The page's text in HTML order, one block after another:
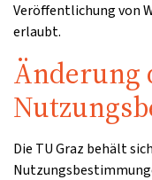
Veröffentlichung von
erlaubt.
Änderung
Die TU Graz behält